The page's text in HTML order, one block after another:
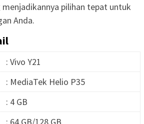
pilihan tepat untuk
Anda.
: Vivo Y21
: MediaTek Helio P35
: 4 GB
: 64 GB/128 GB